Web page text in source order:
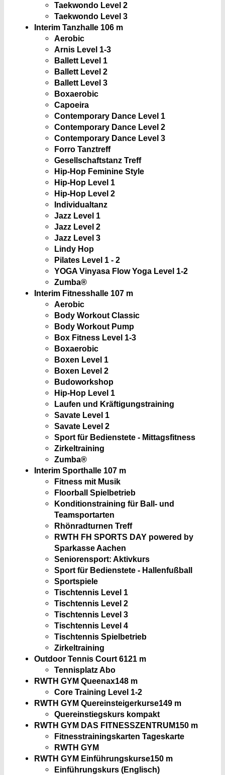
Taekwondo Level 2
Taekwondo Level 3
Interim Tanzhalle 106 m
Aerobic
Arnis Level 1-3
Ballett Level 1
Ballett Level 2
Ballett Level 3
Boxaerobic
Capoeira
Contemporary Dance Level 1
Contemporary Dance Level 2
Contemporary Dance Level 3
Forro Tanztreff
Gesellschaftstanz Treff
Hip-Hop Feminine Style
Hip-Hop Level 1
Hip-Hop Level 2
Individualtanz
Jazz Level 1
Jazz Level 2
Jazz Level 3
Lindy Hop
Pilates Level 1 - 2
YOGA Vinyasa Flow Yoga Level 1-2
Zumba®
Interim Fitnesshalle 107 m
Aerobic
Body Workout Classic
Body Workout Pump
Box Fitness Level 1-3
Boxaerobic
Boxen Level 1
Boxen Level 2
Budoworkshop
Hip-Hop Level 1
Laufen und Kräftigungstraining
Savate Level 1
Savate Level 2
Sport für Bedienstete - Mittagsfitness
Zirkeltraining
Zumba®
Interim Sporthalle 107 m
Fitness mit Musik
Floorball Spielbetrieb
Konditionstraining für Ball- und
Teamsportarten
Rhönradturnen Treff
RWTH FH SPORTS DAY powered by
Sparkasse Aachen
Seniorensport: Aktivkurs
Sport für Bedienstete - Hallenfußball
Sportspiele
Tischtennis Level 1
Tischtennis Level 2
Tischtennis Level 3
Tischtennis Level 4
Tischtennis Spielbetrieb
Zirkeltraining
Outdoor Tennis Court 6121 m
Tennisplatz Abo
RWTH GYM Queenax148 m
Core Training Level 1-2
RWTH GYM Quereinsteigerkurse149 m
Quereinstiegskurs kompakt
RWTH GYM DAS FITNESSZENTRUM150 m
Fitnesstrainingskarten Tageskarte
RWTH GYM
RWTH GYM Einführungskurse150 m
Einführungskurs (Englisch)